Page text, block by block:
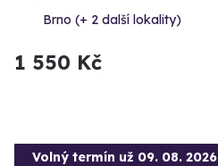
Brno (+ 2 další lokality)
1 550 Kč
Volný termín už 09. 08. 2026